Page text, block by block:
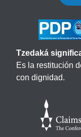
Tzedaká
Es la restitución
con dignidad.